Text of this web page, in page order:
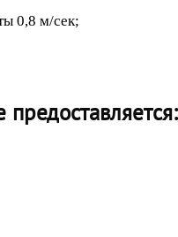
0,8 м/сек;